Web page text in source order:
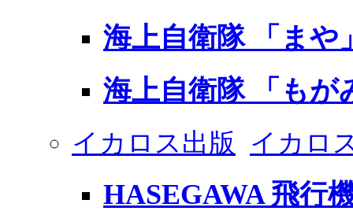
海上自衛隊 「まや
海上自衛隊 「もが
イカロス出版 イカロ
HASEGAWA 飛行